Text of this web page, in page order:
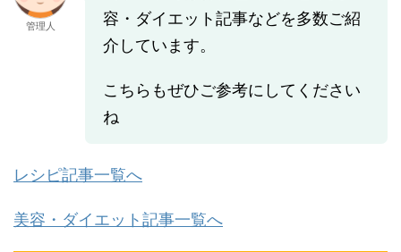
管理人
容・ダイエット記事などを多数ご紹
介しています。
こちらもぜひご参考にしてください
ね
レシピ記事一覧へ
美容・ダイエット記事一覧へ